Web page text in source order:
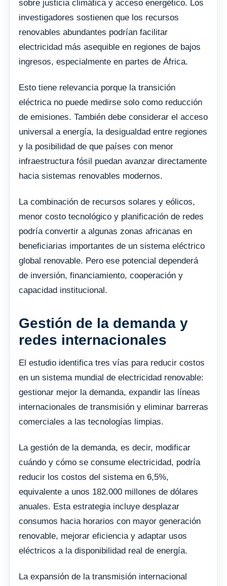
sobre justicia climática y acceso energético. Los
investigadores sostienen que los recursos
renovables abundantes podrían facilitar
electricidad más asequible en regiones de bajos
ingresos, especialmente en partes de África.
Esto tiene relevancia porque la transición
eléctrica no puede medirse solo como reducción
de emisiones. También debe considerar el acceso
universal a energía, la desigualdad entre regiones
y la posibilidad de que países con menor
infraestructura fósil puedan avanzar directamente
hacia sistemas renovables modernos.
La combinación de recursos solares y eólicos,
menor costo tecnológico y planificación de redes
podría convertir a algunas zonas africanas en
beneficiarias importantes de un sistema eléctrico
global renovable. Pero ese potencial dependerá
de inversión, financiamiento, cooperación y
capacidad institucional.
Gestión de la demanda y
redes internacionales
El estudio identifica tres vías para reducir costos
en un sistema mundial de electricidad renovable:
gestionar mejor la demanda, expandir las líneas
internacionales de transmisión y eliminar barreras
comerciales a las tecnologías limpias.
La gestión de la demanda, es decir, modificar
cuándo y cómo se consume electricidad, podría
reducir los costos del sistema en 6,5%,
equivalente a unos 182.000 millones de dólares
anuales. Esta estrategia incluye desplazar
consumos hacia horarios con mayor generación
renovable, mejorar eficiencia y adaptar usos
eléctricos a la disponibilidad real de energía.
La expansión de la transmisión internacional